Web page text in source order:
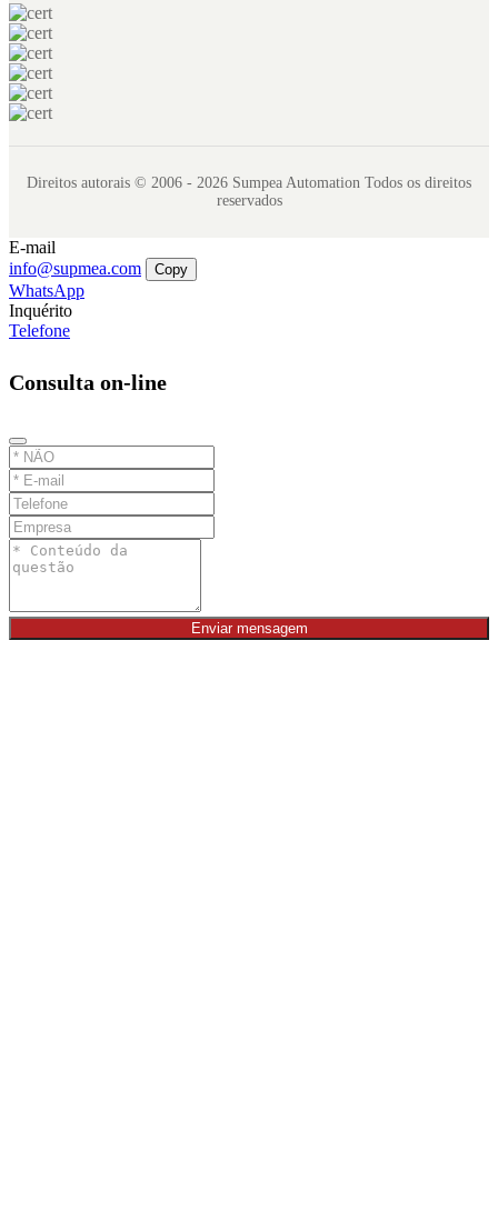
Direitos autorais © 2006 - 2026 Sumpea Automation Todos os direitos
reservados
E-mail
info@supmea.com
Copy
WhatsApp
Inquérito
Telefone
Consulta on-line
Enviar mensagem